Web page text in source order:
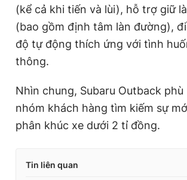
(kể cả khi tiến và lùi), hỗ trợ giữ
(bao gồm định tâm làn đường),
độ tự động thích ứng với tình
thông.
Nhìn chung, Subaru Outback
nhóm khách hàng tìm kiếm sự
phân khúc xe dưới 2 tỉ đồng.
Tin liên quan